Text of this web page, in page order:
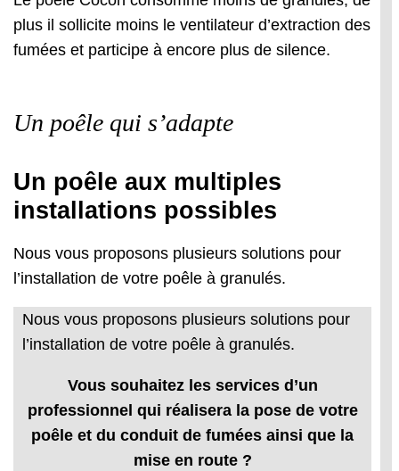
plus il sollicite moins le ventilateur d’extraction des
fumées et participe à encore plus de silence.
Un poêle qui s’adapte
Un poêle aux multiples
installations possibles
Nous vous proposons plusieurs solutions pour
l’installation de votre poêle à granulés.
Nous vous proposons plusieurs solutions pour
l’installation de votre poêle à granulés.
Vous souhaitez les services d’un
professionnel qui réalisera la pose de votre
poêle et du conduit de fumées ainsi que la
mise en route ?